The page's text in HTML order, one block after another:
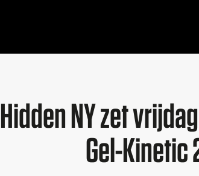
Hidden NY zet
Gel-Kinetic